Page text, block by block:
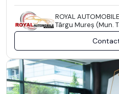
ROYAL
Târgu Mureş (Mun.